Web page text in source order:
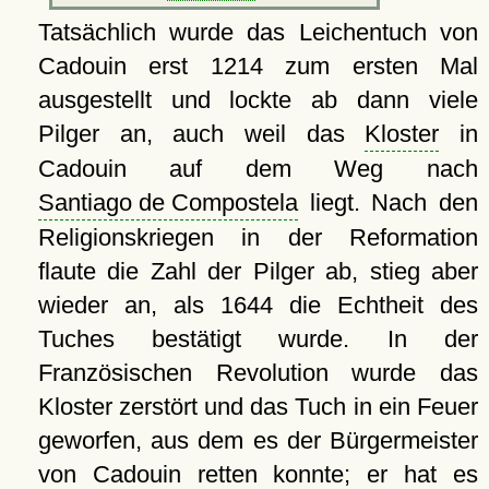
Tatsächlich wurde das Leichentuch von
Cadouin erst 1214 zum ersten Mal
ausgestellt und lockte ab dann viele
Pilger an, auch weil das Kloster in
Cadouin auf dem Weg nach
Santiago de Compostelaliegt. Nach den
Religionskriegen in der Reformation
flaute die Zahl der Pilger ab, stieg aber
wieder an, als 1644 die Echtheit des
Tuches bestätigt wurde. In der
Französischen Revolution wurde das
Kloster zerstört und das Tuch in ein Feuer
geworfen, aus dem es der Bürgermeister
von Cadouin retten konnte; er hat es